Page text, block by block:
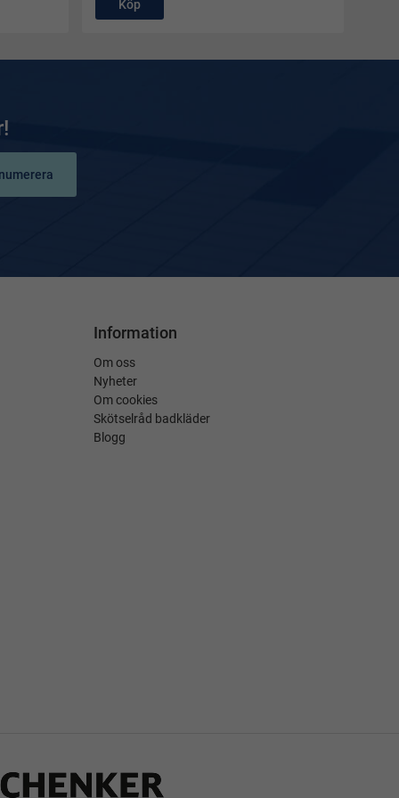
Köp
Information
Om oss
Nyheter
Om cookies
Skötselråd badkläder
Blogg